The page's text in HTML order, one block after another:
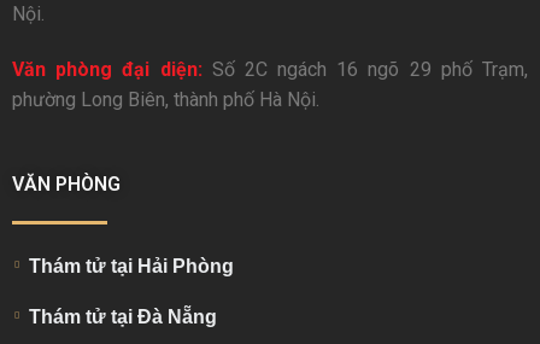
Nội.
Văn phòng đại diện: Số 2C ngách 16 ngõ 29 phố Trạm,
phường Long Biên, thành phố Hà Nội.
VĂN PHÒNG
Thám tử tại Hải Phòng
Thám tử tại Đà Nẵng